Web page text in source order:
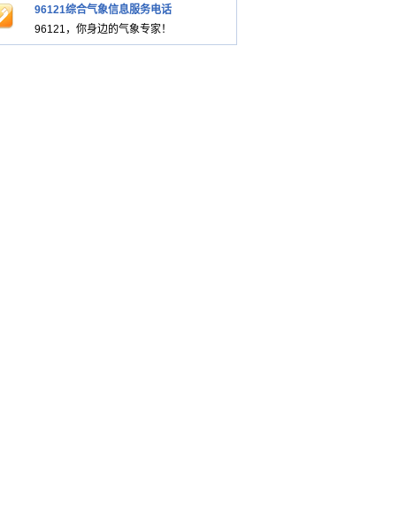
96121综合气象信息服务电话
96121，你身边的气象专家！